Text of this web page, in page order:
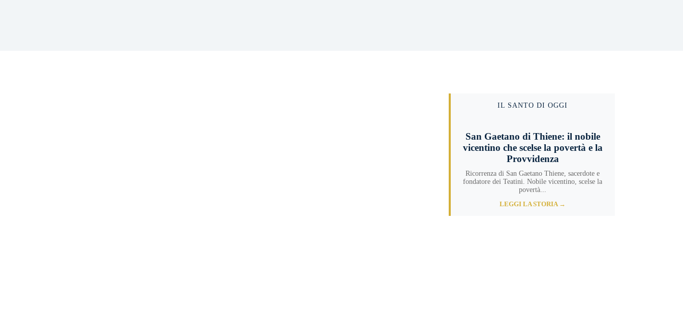
IL SANTO DI OGGI
San Gaetano di Thiene: il nobile
vicentino che scelse la povertà e la
Provvidenza
Ricorrenza di San Gaetano Thiene, sacerdote e
fondatore dei Teatini. Nobile vicentino, scelse la
povertà...
LEGGI LA STORIA →